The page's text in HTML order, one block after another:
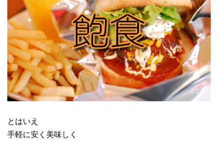
とはいえ
手軽に安く美味しく